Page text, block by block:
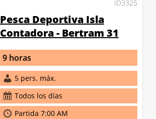
ID3325
Pesca Deportiva Isla
Contadora - Bertram 31
9 horas
5 pers. máx.
Todos los días
Partida 7:00 AM